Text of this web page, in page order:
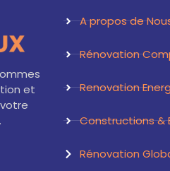
et
A propos de
Rénovation
Renovation
Constructions &
Rénovation